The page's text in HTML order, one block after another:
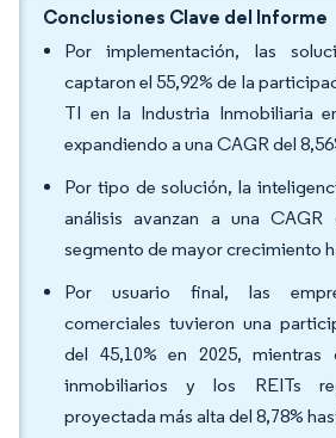
Conclusiones Clave del Informe
Por implementación, las
captaron el 55,92% de la
TI en la Industria Inmobiliaria
expandiendo a una CAGR del
Por tipo de solución, la
análisis avanzan a una
segmento de mayor crecimiento
Por usuario final, las
comerciales tuvieron una
del 45,10% en 2025, mientras
inmobiliarios y los REITs
proyectada más alta del 8,78%